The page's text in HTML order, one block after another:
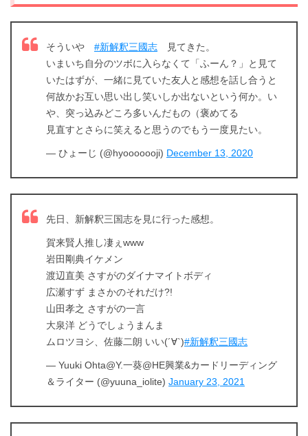
＼＼31日間無料!!お試し解約もOK／／
今すぐ無料でU-NEXTで見る
出典:U-NEXT
そういや #新解釈三國志 見てきた。
いまいち自分のツボに入らなくて「ふーん？」と見て
いたはずが、一緒に見ていた友人と感想を話し合うと
何故かお互い思い出し笑いしか出ないという何か。い
や、突っ込みどころ多いんだもの（褒めてる
見直すとさらに笑えると思うのでもう一度見たい。
— ひょーじ (@hyooooooji) December 13, 2020
先日、新解釈三国志を見に行った感想。
賀来賢人推し凄ぇwww
岩田剛典イケメン
渡辺直美 さすがのダイナマイトボディ
広瀬すず まさかのそれだけ?!
山田孝之 さすがの一言
大泉洋 どうでしょうまんま
ムロツヨシ、佐藤二朗 いい(´∀`)#新解釈三國志
— Yuuki Ohta@Y.一葵@HE興業&カードリーディング
＆ライター (@yuuna_iolite) January 23, 2021